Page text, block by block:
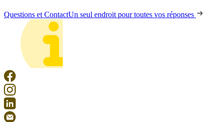
Questions et ContactUn seul endroit pour toutes vos réponses